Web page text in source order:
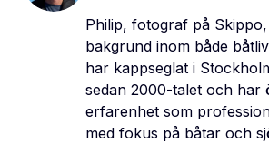
Philip, fotograf på
bakgrund inom både
har kappseglat i
sedan 2000-talet och har
erfarenhet som
med fokus på båtar och